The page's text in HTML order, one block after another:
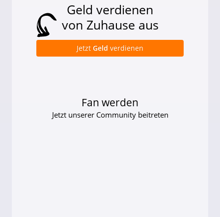
Geld verdienen
von Zuhause aus
Jetzt Geld verdienen
Fan werden
Jetzt unserer Community beitreten